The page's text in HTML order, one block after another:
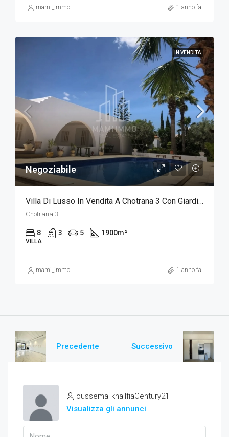
mami_immo 1 anno fa
IN VENDITA
Negoziabile
Villa Di Lusso In Vendita A Chotrana 3 Con Giardino E Piscina
Chotrana 3
8 3 5 1900m²
VILLA
mami_immo 1 anno fa
Precedente Successivo
oussema_khailfiaCentury21
Visualizza gli annunci